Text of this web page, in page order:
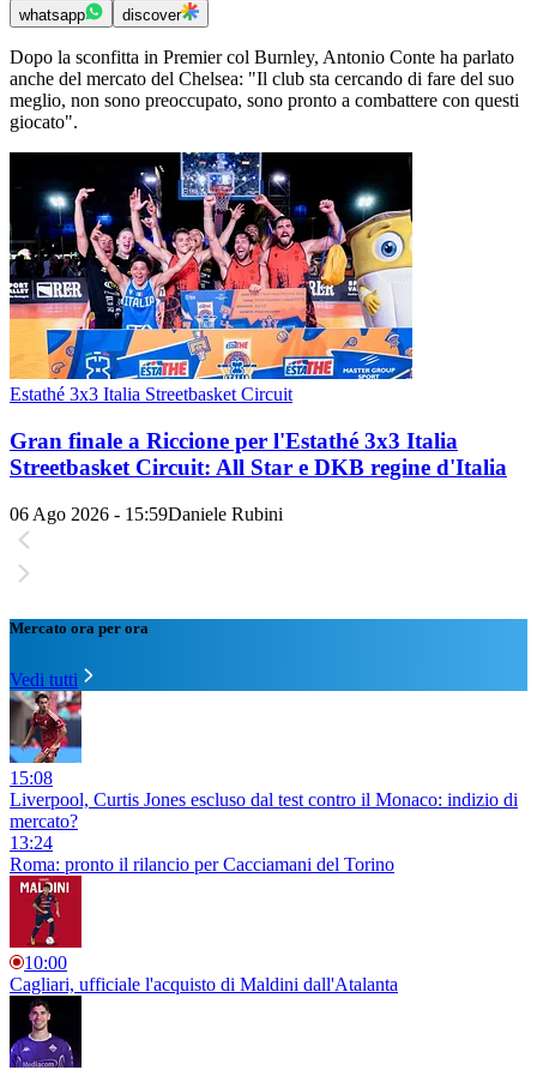
whatsapp discover
Dopo la sconfitta in Premier col Burnley, Antonio Conte ha parlato
anche del mercato del Chelsea: "Il club sta cercando di fare del suo
meglio, non sono preoccupato, sono pronto a combattere con questi
giocato".
Estathé 3x3 Italia Streetbasket Circuit
Gran finale a Riccione per l'Estathé 3x3 Italia
Streetbasket Circuit: All Star e DKB regine d'Italia
06 Ago 2026 - 15:59Daniele Rubini
Mercato ora per ora
Vedi tutti
15:08
Liverpool, Curtis Jones escluso dal test contro il Monaco: indizio di
mercato?
13:24
Roma: pronto il rilancio per Cacciamani del Torino
10:00
Cagliari, ufficiale l'acquisto di Maldini dall'Atalanta